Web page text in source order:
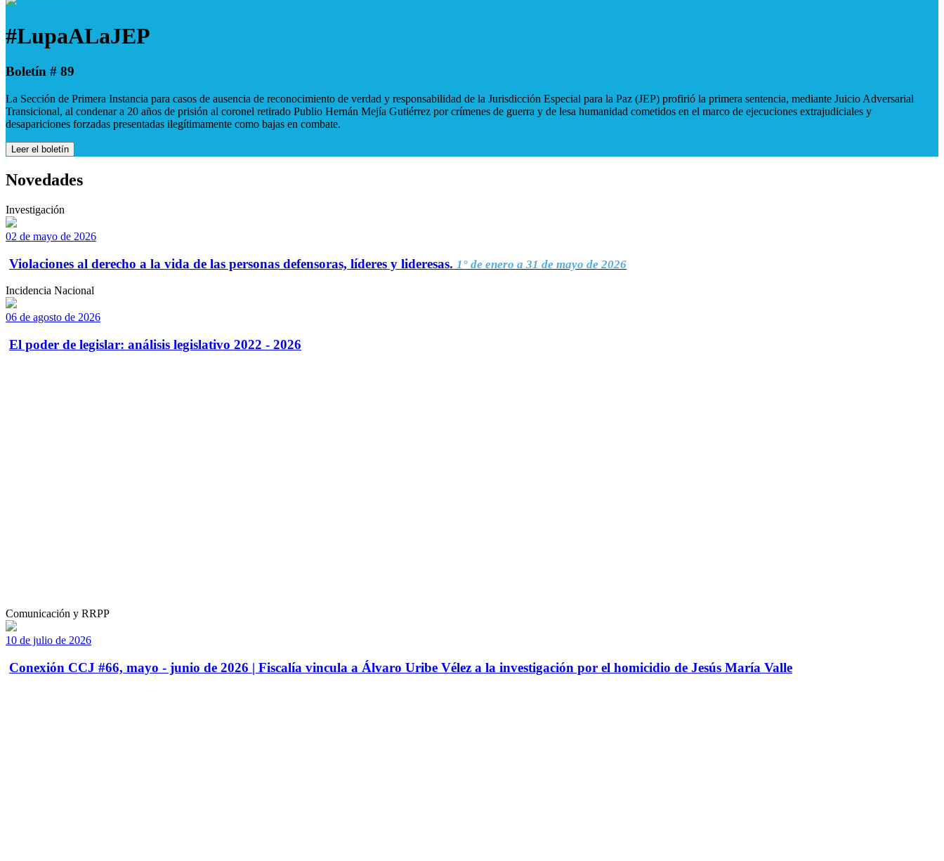
#LupaALaJEP
Boletín # 89
La Sección de Primera Instancia para casos de ausencia de reconocimiento de verdad y responsabilidad de la Jurisdicción Especial para la Paz (JEP) profirió la primera sentencia, mediante Juicio Adversarial
Transicional, al condenar a 20 años de prisión al coronel retirado Publio Hernán Mejía Gutiérrez por crímenes de guerra y de lesa humanidad cometidos en el marco de ejecuciones extrajudiciales y
desapariciones forzadas presentadas ilegítimamente como bajas en combate.
Leer el boletín
Novedades
Investigación
02 de mayo de 2026
Violaciones al derecho a la vida de las personas defensoras, líderes y lideresas. 1° de enero a 31 de mayo de 2026
Incidencia Nacional
06 de agosto de 2026
El poder de legislar: análisis legislativo 2022 - 2026
Comunicación y RRPP
10 de julio de 2026
Conexión CCJ #66, mayo - junio de 2026 | Fiscalía vincula a Álvaro Uribe Vélez a la investigación por el homicidio de Jesús María Valle